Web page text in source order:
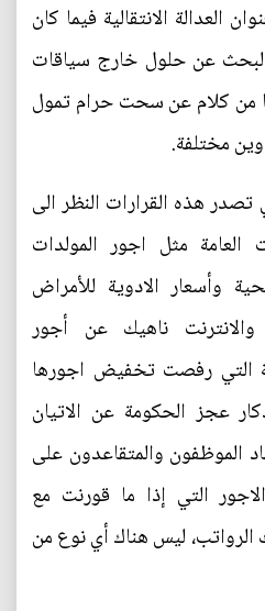
العدالة الانتقالية فيما كان
البحث عن حلول خارج سياقات
من كلام عن سحت حرام تمول
مختلفة.
تصدر هذه القرارات النظر الى
العامة مثل اجور المولدات
وأسعار الادوية للأمراض
والانترنت ناهيك عن أجور
التي رفصت تخفيض اجورها
عجز الحكومة عن الاتيان
الموظفون والمتقاعدون على
التي إذا ما قورنت مع
الرواتب، ليس هناك أي نوع من